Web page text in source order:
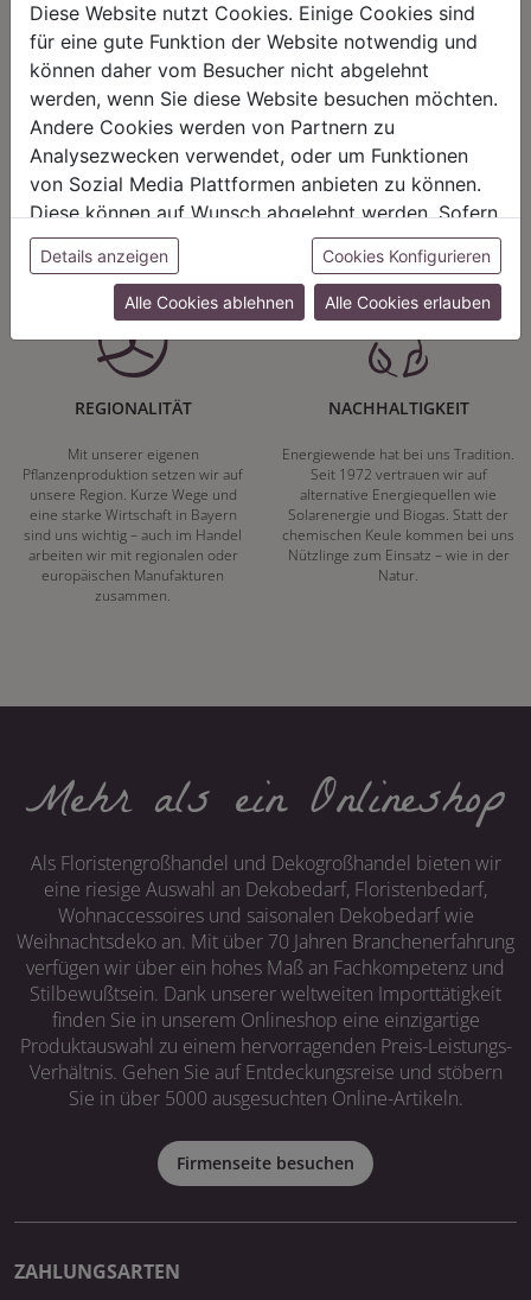
HARMONIE
Unser Sortiment steht für ein
positives Lebensgefühl. Wir
schenken natürliche, stilvolle
Momente für harmonische Stunden
zu Hause – den Ort, an dem
Menschen sich geborgen fühlen und
positive Energie schöpfen.
FAIRNESS
Nicht immer ist der günstigste Preis
auch ein guter Preis. Wir handeln
fair – im Hinblick auf unsere
Kalkulation, angemessene
Entlohnung und unsere
nachhaltigen, gewachsenen
Geschäftsbeziehungen.
REGIONALITÄT
Mit unserer eigenen
Pflanzenproduktion setzen wir auf
unsere Region. Kurze Wege und
eine starke Wirtschaft in Bayern
sind uns wichtig – auch im Handel
arbeiten wir mit regionalen oder
europäischen Manufakturen
zusammen.
NACHHALTIGKEIT
Energiewende hat bei uns Tradition.
Seit 1972 vertrauen wir auf
alternative Energiequellen wie
Solarenergie und Biogas. Statt der
chemischen Keule kommen bei uns
Nützlinge zum Einsatz – wie in der
Natur.
Mehr als ein Onlineshop
Als Floristengroßhandel und Dekogroßhandel bieten wir
eine riesige Auswahl an Dekobedarf, Floristenbedarf,
Wohnaccessoires und saisonalen Dekobedarf wie
Weihnachtsdeko an. Mit über 70 Jahren Branchenerfahrung
verfügen wir über ein hohes Maß an Fachkompetenz und
Stilbewußtsein. Dank unserer weltweiten Importtätigkeit
finden Sie in unserem Onlineshop eine einzigartige
Produktauswahl zu einem hervorragenden Preis-Leistungs-
Verhältnis. Gehen Sie auf Entdeckungsreise und stöbern
Sie in über 5000 ausgesuchten Online-Artikeln.
Firmenseite besuchen
ZAHLUNGSARTEN
Diese Website nutzt Cookies. Einige Cookies sind
für eine gute Funktion der Website notwendig und
können daher vom Besucher nicht abgelehnt
werden, wenn Sie diese Website besuchen möchten.
Andere Cookies werden von Partnern zu
Analysezwecken verwendet, oder um Funktionen
von Sozial Media Plattformen anbieten zu können.
Diese können auf Wunsch abgelehnt werden. Sofern
sie unsere Webseite weiter nutzen, geben Sie
Einwilligung zu unseren Cookies.
Details anzeigen Cookies Konfigurieren
Alle Cookies ablehnen Alle Cookies erlauben